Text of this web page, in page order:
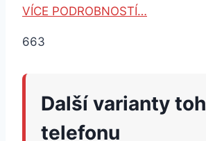
VÍCE PODROBNOSTÍ…
663
Další varianty
telefonu